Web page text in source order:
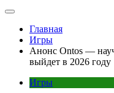
Главная
Игры
Анонс Ontos —
выйдет в 2026 году
Игры